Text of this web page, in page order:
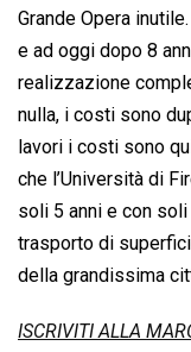
Grande Opera
e ad oggi dopo 8
realizzazione
nulla, i costi sono
lavori i costi sono
che l’Università di
soli 5 anni e con
trasporto di
della grandissima
ISCRIVITI ALLA